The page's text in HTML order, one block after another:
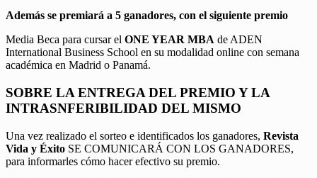
Además se premiará a 5 ganadores, con el siguiente premio
Media Beca para cursar el ONE YEAR MBA de ADEN
International Business School en su modalidad online con semana
académica en Madrid o Panamá.
SOBRE LA ENTREGA DEL PREMIO Y LA
INTRASNFERIBILIDAD DEL MISMO
Una vez realizado el sorteo e identificados los ganadores, Revista
Vida y Éxito SE COMUNICARÁ CON LOS GANADORES,
para informarles cómo hacer efectivo su premio.